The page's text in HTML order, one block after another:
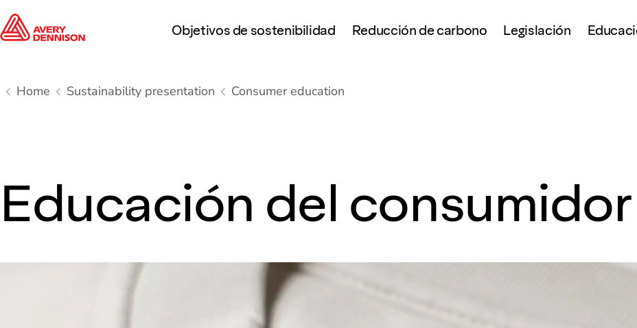
Objetivos de sostenibilidad Reducción de carbono Legislación
Home Sustainability presentation Consumer education
Educación del consumidor